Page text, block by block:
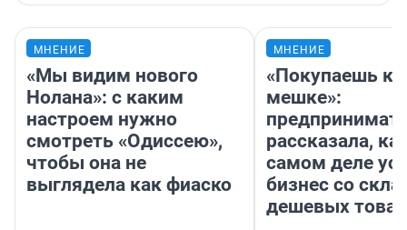
МНЕНИЕ
«Мы видим нового
Нолана»: с каким
настроем нужно
смотреть «Одиссею»,
чтобы она не
выглядела как фиаско
МНЕНИЕ
«Покупаешь
мешке»:
рассказала,
самом деле
бизнес со
дешевых